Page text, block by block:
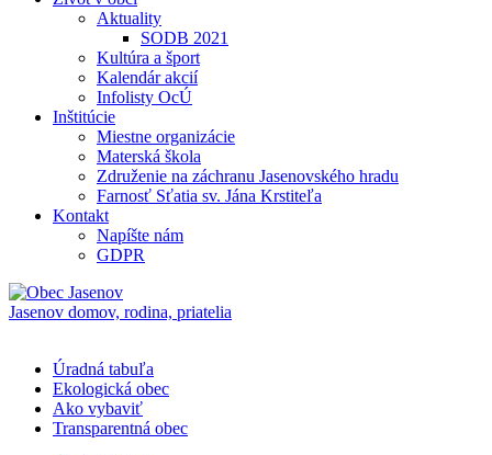
Aktuality
SODB 2021
Kultúra a šport
Kalendár akcií
Infolisty OcÚ
Inštitúcie
Miestne organizácie
Materská škola
Združenie na záchranu Jasenovského hradu
Farnosť Sťatia sv. Jána Krstiteľa
Kontakt
Napíšte nám
GDPR
Jasenov domov, rodina, priatelia
Úradná tabuľa
Ekologická obec
Ako vybaviť
Transparentná obec